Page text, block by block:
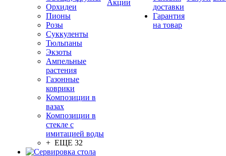
Орхидеи
Пионы
Розы
Суккуленты
Тюльпаны
Экзоты
Ампельные
растения
Газонные
коврики
Композиции в
вазах
Композиции в
стекле с
имитацией воды
+ ЕЩЕ 32
Акции
доставки
Гарантия
на товар